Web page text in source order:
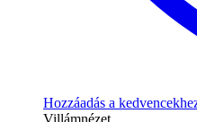
Hozzáadás a